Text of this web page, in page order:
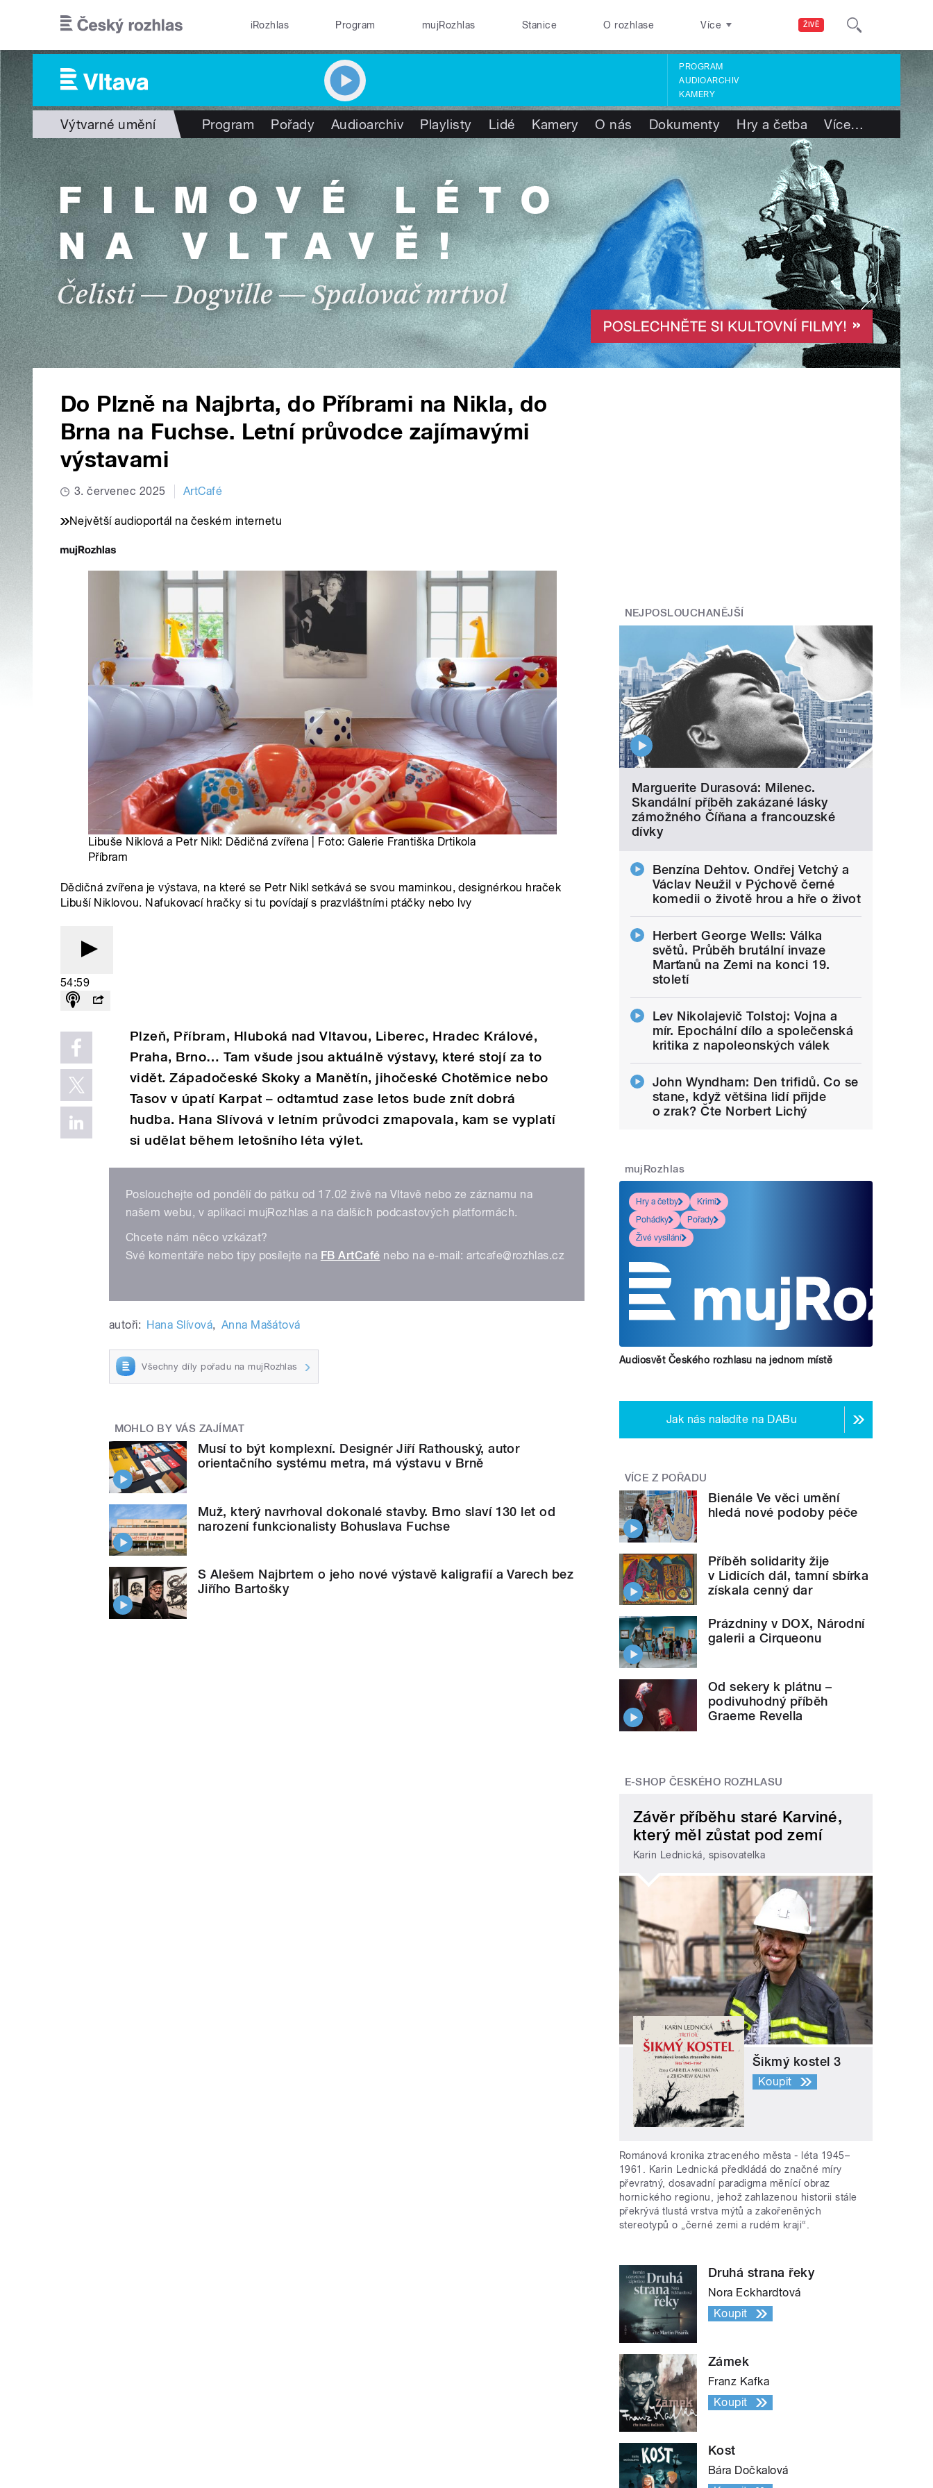
ŽIVĚ
iRozhlas Program mujRozhlas Stanice O rozhlase Více
PROGRAM
AUDIOARCHIV
KAMERY
Výtvarné umění Program Pořady Audioarchiv Playlisty Lidé Kamery O nás Dokumenty Hry a četba Více…
Do Plzně na Najbrta, do Příbrami na Nikla, do
Brna na Fuchse. Letní průvodce zajímavými
výstavami
3. červenec 2025 ArtCafé
Největší audioportál na českém internetu
Libuše Niklová a Petr Nikl: Dědičná zvířena | Foto: Galerie Františka Drtikola
Příbram
Dědičná zvířena je výstava, na které se Petr Nikl setkává se svou maminkou, designérkou hraček
Libuší Niklovou. Nafukovací hračky si tu povídají s prazvláštními ptáčky nebo lvy
54:59
Plzeň, Příbram, Hluboká nad Vltavou, Liberec, Hradec Králové,
Praha, Brno… Tam všude jsou aktuálně výstavy, které stojí za to
vidět. Západočeské Skoky a Manětín, jihočeské Chotěmice nebo
Tasov v úpatí Karpat – odtamtud zase letos bude znít dobrá
hudba. Hana Slívová v letním průvodci zmapovala, kam se vyplatí
si udělat během letošního léta výlet.
Poslouchejte od pondělí do pátku od 17.02 živě na Vltavě nebo ze záznamu na
našem webu, v aplikaci mujRozhlas a na dalších podcastových platformách.
Chcete nám něco vzkázat?
Své komentáře nebo tipy posílejte na FB ArtCafé nebo na e-mail: artcafe@rozhlas.cz
autoři: Hana Slívová, Anna Mašátová
Všechny díly pořadu na mujRozhlas
MOHLO BY VÁS ZAJÍMAT
Musí to být komplexní. Designér Jiří Rathouský, autor
orientačního systému metra, má výstavu v Brně
Muž, který navrhoval dokonalé stavby. Brno slaví 130 let od
narození funkcionalisty Bohuslava Fuchse
S Alešem Najbrtem o jeho nové výstavě kaligrafií a Varech bez
Jiřího Bartošky
NEJPOSLOUCHANĚJŠÍ
Marguerite Durasová: Milenec.
Skandální příběh zakázané lásky
zámožného Číňana a francouzské
dívky
Benzína Dehtov. Ondřej Vetchý a
Václav Neužil v Pýchově černé
komedii o životě hrou a hře o život
Herbert George Wells: Válka
světů. Průběh brutální invaze
Marťanů na Zemi na konci 19.
století
Lev Nikolajevič Tolstoj: Vojna a
mír. Epochální dílo a společenská
kritika z napoleonských válek
John Wyndham: Den trifidů. Co se
stane, když většina lidí přijde
o zrak? Čte Norbert Lichý
mujRozhlas
Hry a četby
Krimi
Pohádky
Pořady
Živé vysílání
Audiosvět Českého rozhlasu na jednom místě
Jak nás naladíte na DABu
VÍCE Z POŘADU
Bienále Ve věci umění
hledá nové podoby péče
Příběh solidarity žije
v Lidicích dál, tamní sbírka
získala cenný dar
Prázdniny v DOX, Národní
galerii a Cirqueonu
Od sekery k plátnu –
podivuhodný příběh
Graeme Revella
E-SHOP ČESKÉHO ROZHLASU
Závěr příběhu staré Karviné,
který měl zůstat pod zemí
Karin Lednická, spisovatelka
Šikmý kostel 3
Koupit
Románová kronika ztraceného města - léta 1945–
1961. Karin Lednická předkládá do značné míry
převratný, dosavadní paradigma měnící obraz
hornického regionu, jehož zahlazenou historii stále
překrývá tlustá vrstva mýtů a zakořeněných
stereotypů o „černé zemi a rudém kraji“.
Druhá strana řeky
Nora Eckhardtová
Koupit
Zámek
Franz Kafka
Koupit
Kost
Bára Dočkalová